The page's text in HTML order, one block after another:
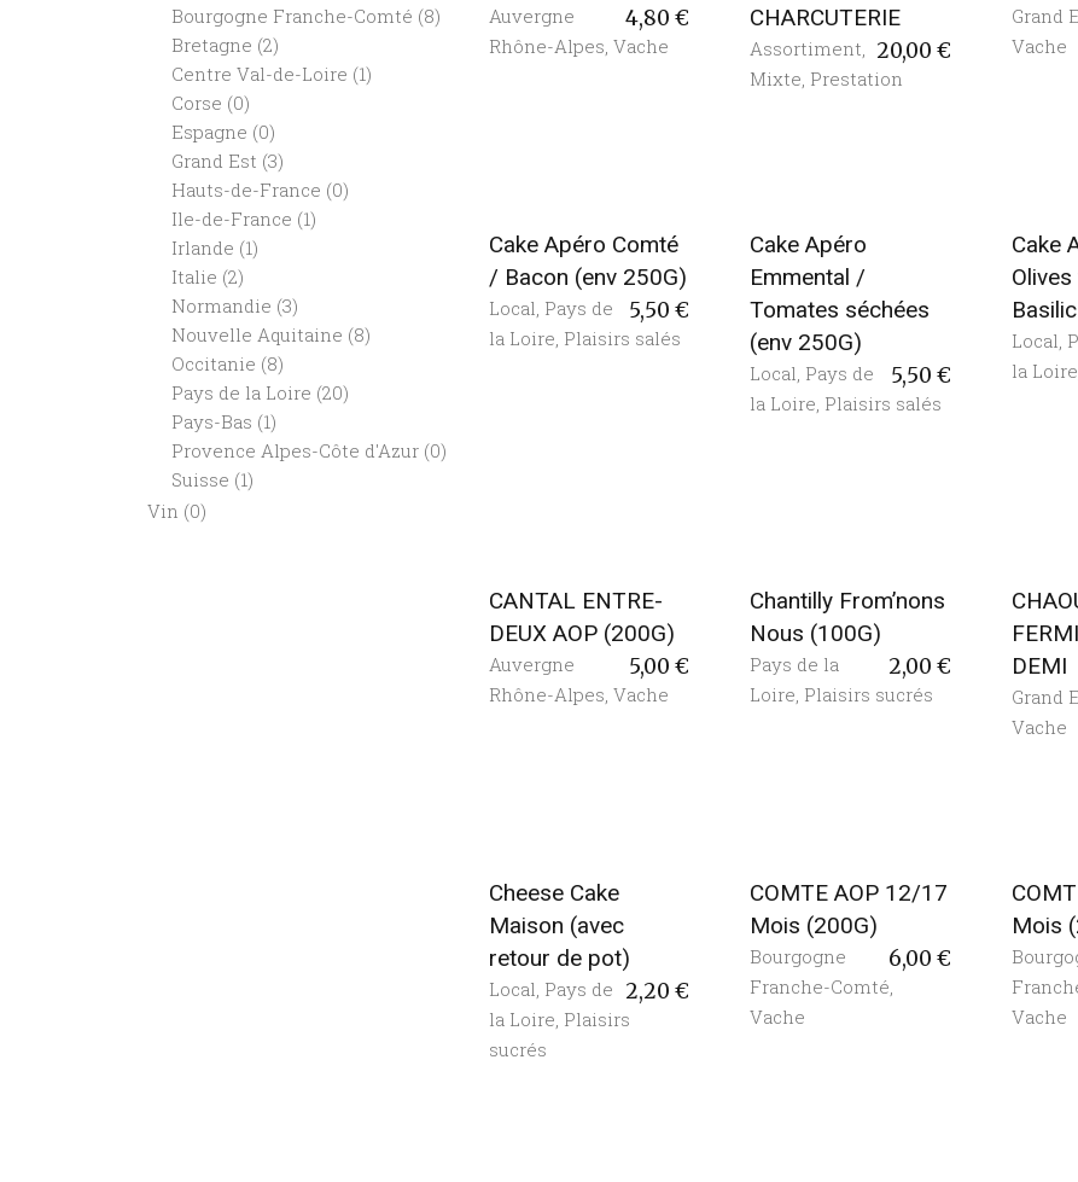
4,80€
Auvergne
Rhône-Alpes Vache
CHARCUTERIE
20,00€
Assortiment
Mixte Prestation
Grand
Vache
Cake Apéro Comté
/ Bacon (env 250G)
5,50€
Local, Pays de
la Loire, Plaisirs salés
Cake Apéro
Emmental /
Tomates séchées
(env 250G)
5,50€
Local, Pays de
la Loire, Plaisirs salés
Cake
Local,
la Loire
CANTAL ENTRE-
DEUX AOP (200G)
5,00€
Auvergne
Rhône-Alpes Vache
Chantilly From’nons
Nous (100G)
2,00€
Pays de la
Loire Plaisirs sucrés
DEMI
Grand
Vache
Cheese Cake
Maison (avec
retour de pot)
2,20€
Local, Pays de
la Loire, Plaisirs
sucrés
COMTE AOP 12/17
Mois (200G)
6,00€
Bourgogne
Franche-Comté,
Vache
Mois
Vache
Bourgogne Franche-Comté (8)
Bretagne (2)
Centre Val-de-Loire (1)
Corse (0)
Espagne (0)
Grand Est (3)
Hauts-de-France (0)
Ile-de-France (1)
Irlande (1)
Italie (2)
Normandie (3)
Nouvelle Aquitaine (8)
Occitanie (8)
Pays de la Loire (20)
Pays-Bas (1)
Provence Alpes-Côte d'Azur (0)
Suisse (1)
Vin (0)